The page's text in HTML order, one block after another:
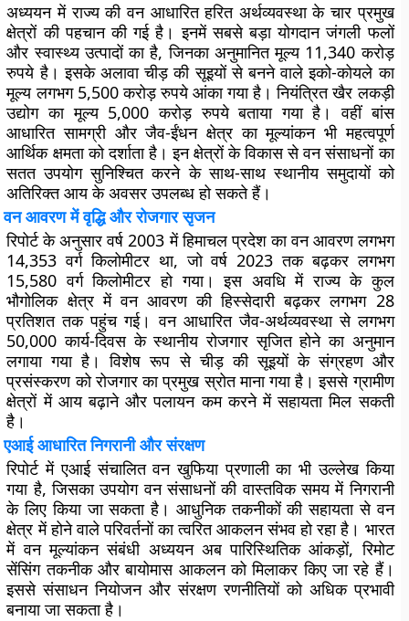
अध्ययन में राज्य की वन आधारित हरित अर्थव्यवस्था के चार प्रमुख
क्षेत्रों की पहचान की गई है। इनमें सबसे बड़ा योगदान जंगली फलों
और स्वास्थ्य उत्पादों का है, जिनका अनुमानित मूल्य 11,340 करोड़
रुपये है। इसके अलावा चीड़ की सूइयों से बनने वाले इको-कोयले का
मूल्य लगभग 5,500 करोड़ रुपये आंका गया है। नियंत्रित खैर लकड़ी
उद्योग का मूल्य 5,000 करोड़ रुपये बताया गया है। वहीं बांस
आधारित सामग्री और जैव-ईंधन क्षेत्र का मूल्यांकन भी महत्वपूर्ण
आर्थिक क्षमता को दर्शाता है। इन क्षेत्रों के विकास से वन संसाधनों का
सतत उपयोग सुनिश्चित करने के साथ-साथ स्थानीय समुदायों को
अतिरिक्त आय के अवसर उपलब्ध हो सकते हैं।
वन आवरण में वृद्धि और रोजगार सृजन
रिपोर्ट के अनुसार वर्ष 2003 में हिमाचल प्रदेश का वन आवरण लगभग
14,353 वर्ग किलोमीटर था, जो वर्ष 2023 तक बढ़कर लगभग
15,580 वर्ग किलोमीटर हो गया। इस अवधि में राज्य के कुल
भौगोलिक क्षेत्र में वन आवरण की हिस्सेदारी बढ़कर लगभग 28
प्रतिशत तक पहुंच गई। वन आधारित जैव-अर्थव्यवस्था से लगभग
50,000 कार्य-दिवस के स्थानीय रोजगार सृजित होने का अनुमान
लगाया गया है। विशेष रूप से चीड़ की सूइयों के संग्रहण और
प्रसंस्करण को रोजगार का प्रमुख स्रोत माना गया है। इससे ग्रामीण
क्षेत्रों में आय बढ़ाने और पलायन कम करने में सहायता मिल सकती
है।
एआई आधारित निगरानी और संरक्षण
रिपोर्ट में एआई संचालित वन खुफिया प्रणाली का भी उल्लेख किया
गया है, जिसका उपयोग वन संसाधनों की वास्तविक समय में निगरानी
के लिए किया जा सकता है। आधुनिक तकनीकों की सहायता से वन
क्षेत्र में होने वाले परिवर्तनों का त्वरित आकलन संभव हो रहा है। भारत
में वन मूल्यांकन संबंधी अध्ययन अब पारिस्थितिक आंकड़ों, रिमोट
सेंसिंग तकनीक और बायोमास आकलन को मिलाकर किए जा रहे हैं।
इससे संसाधन नियोजन और संरक्षण रणनीतियों को अधिक प्रभावी
बनाया जा सकता है।